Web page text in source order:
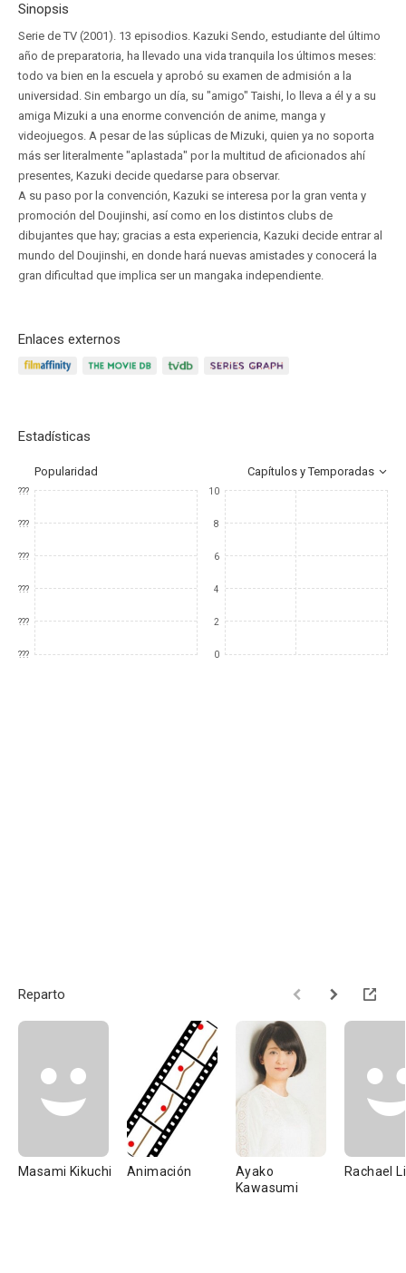
Sinopsis
Serie de TV (2001). 13 episodios. Kazuki Sendo, estudiante del último
año de preparatoria, ha llevado una vida tranquila los últimos meses:
todo va bien en la escuela y aprobó su examen de admisión a la
universidad. Sin embargo un día, su "amigo" Taishi, lo lleva a él y a su
amiga Mizuki a una enorme convención de anime, manga y
videojuegos. A pesar de las súplicas de Mizuki, quien ya no soporta
más ser literalmente "aplastada" por la multitud de aficionados ahí
presentes, Kazuki decide quedarse para observar.
A su paso por la convención, Kazuki se interesa por la gran venta y
promoción del Doujinshi, así como en los distintos clubs de
dibujantes que hay; gracias a esta experiencia, Kazuki decide entrar al
mundo del Doujinshi, en donde hará nuevas amistades y conocerá la
gran dificultad que implica ser un mangaka independiente.
Enlaces externos
Estadísticas
Popularidad Capítulos y Temporadas
???
???
???
???
???
???
10
8
6
4
2
0
Reparto
Masami Kikuchi Animación
Ayako
Kawasumi
Rachael